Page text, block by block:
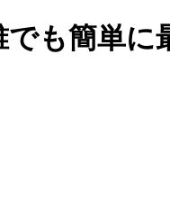
も簡単に